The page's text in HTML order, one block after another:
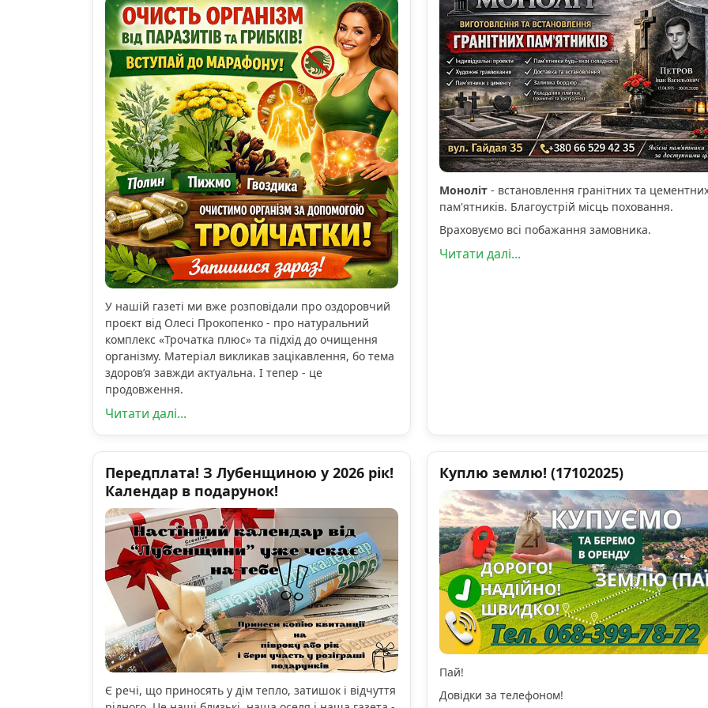
У нашій газеті ми вже розповідали про оздоровчий
проєкт від Олесі Прокопенко - про натуральний
комплекс «Трочатка плюс» та підхід до очищення
організму. Матеріал викликав зацікавлення, бо тема
здоров’я завжди актуальна. І тепер - це
продовження.
Читати далі...
Моноліт- встановлення гранітних та
пам'ятників. Благоустрій місць поховання.
Враховуємо всі побажання замовника.
Читати далі...
Передплата! З Лубенщиною у 2026 рік!
Календар в подарунок!
Є речі, що приносять у дім тепло, затишок і відчуття
Куплю землю! (17102025)
Пай!
Довідки за телефоном!